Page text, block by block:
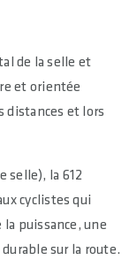
de la selle et
et orientée
distances et lors
selle), la 612
cyclistes qui
puissance, une
sur la route.